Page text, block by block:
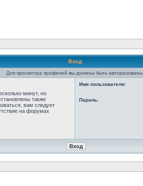
Вход
Для просмотра профилей вы должны быть авторизованы.
минут, но
также
вам следует
на форумах
Имя пользователя:
Пароль: